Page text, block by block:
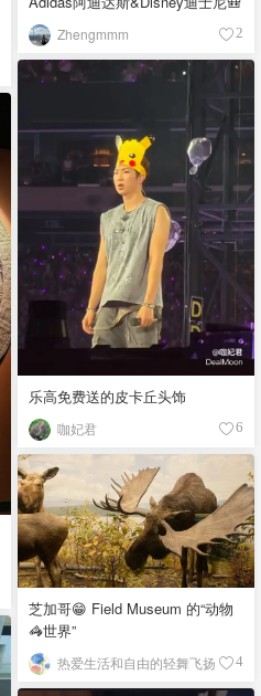
Zhengmmm 2
乐高免费送的皮卡丘头饰
咖妃君 6
芝加哥😁 Field Museum 的“动物
🦓世界”
热爱生活和自由的轻舞飞扬 4